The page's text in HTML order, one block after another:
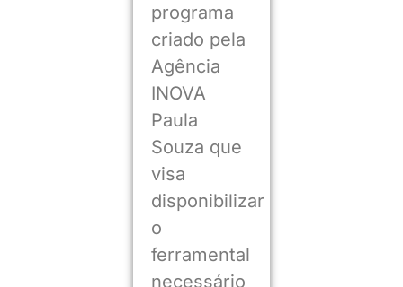
programa
criado pela
Agência
INOVA
Paula
Souza que
visa
disponibilizar
o
ferramental
necessário